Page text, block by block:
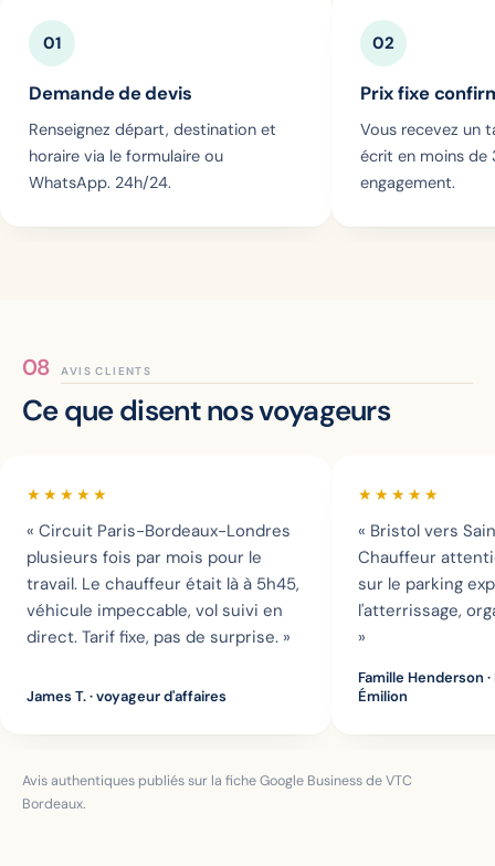
01
Demande de devis
Renseignez départ, destination et
horaire via le formulaire ou
WhatsApp. 24h/24.
02
Prix fixe
Vous recevez un
écrit en moins de
engagement.
AVIS CLIENTS
Ce que disent nos voyageurs
★★★★★
« Circuit Paris-Bordeaux-Londres
plusieurs fois par mois pour le
travail. Le chauffeur était là à 5h45,
véhicule impeccable, vol suivi en
direct. Tarif fixe, pas de surprise. »
James T.· voyageur d'affaires
★★★★★
« Bristol vers
Chauffeur
sur le parking
l'atterrissage,
»
Famille Henderson
Émilion
Avis authentiques publiés sur la fiche Google Business de VTC
Bordeaux.